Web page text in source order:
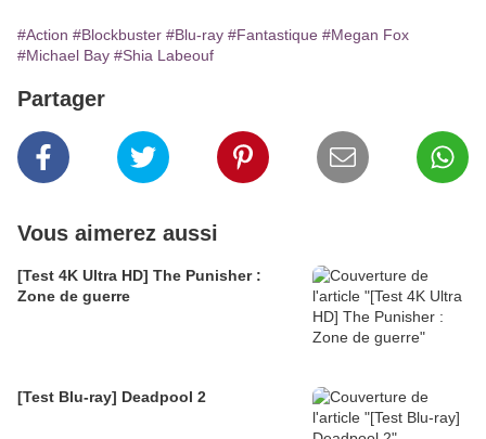
#Action #Blockbuster #Blu-ray #Fantastique #Megan Fox
#Michael Bay #Shia Labeouf
Partager
Vous aimerez aussi
[Test 4K Ultra HD] The Punisher :
Zone de guerre
[Test Blu-ray] Deadpool 2